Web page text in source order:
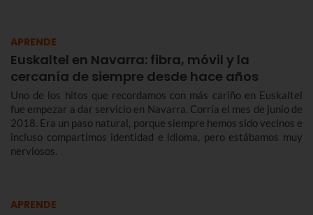
APRENDE
Euskaltel en Navarra: fibra, móvil y la
cercanía de siempre desde hace años
Uno de los hitos que recordamos con más cariño en Euskaltel
fue empezar a dar servicio en Navarra. Corría el mes de junio de
2018. Era un paso natural, porque siempre hemos sido vecinos e
incluso compartimos identidad e idioma, pero estábamos muy
nerviosos.
APRENDE